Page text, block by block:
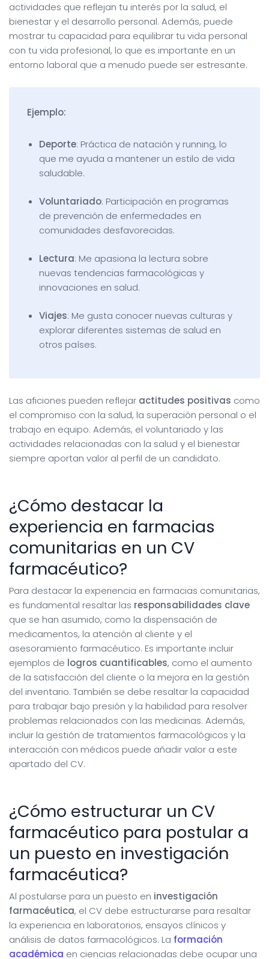
actividades que reflejan tu interés por la salud, el
bienestar y el desarrollo personal. Además, puede
mostrar tu capacidad para equilibrar tu vida personal
con tu vida profesional, lo que es importante en un
entorno laboral que a menudo puede ser estresante.
Ejemplo:
Deporte: Práctica de natación y running, lo
que me ayuda a mantener un estilo de vida
saludable.
Voluntariado: Participación en programas
de prevención de enfermedades en
comunidades desfavorecidas.
Lectura: Me apasiona la lectura sobre
nuevas tendencias farmacológicas y
innovaciones en salud.
Viajes: Me gusta conocer nuevas culturas y
explorar diferentes sistemas de salud en
otros países.
Las aficiones pueden reflejar actitudes positivas como
el compromiso con la salud, la superación personal o el
trabajo en equipo. Además, el voluntariado y las
actividades relacionadas con la salud y el bienestar
siempre aportan valor al perfil de un candidato.
¿Cómo destacar la
experiencia en farmacias
comunitarias en un CV
farmacéutico?
Para destacar la experiencia en farmacias comunitarias,
es fundamental resaltar las responsabilidades clave
que se han asumido, como la dispensación de
medicamentos, la atención al cliente y el
asesoramiento farmacéutico. Es importante incluir
ejemplos de logros cuantificables, como el aumento
de la satisfacción del cliente o la mejora en la gestión
del inventario. También se debe resaltar la capacidad
para trabajar bajo presión y la habilidad para resolver
problemas relacionados con las medicinas. Además,
incluir la gestión de tratamientos farmacológicos y la
interacción con médicos puede añadir valor a este
apartado del CV.
¿Cómo estructurar un CV
farmacéutico para postular a
un puesto en investigación
farmacéutica?
Al postularse para un puesto en investigación
farmacéutica, el CV debe estructurarse para resaltar
la experiencia en laboratorios, ensayos clínicos y
análisis de datos farmacológicos. La formación
académica en ciencias relacionadas debe ocupar una